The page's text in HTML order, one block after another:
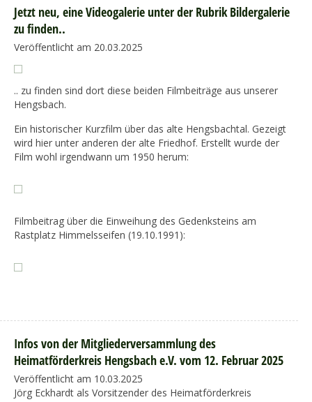
Jetzt neu, eine Videogalerie unter der Rubrik Bildergalerie
zu finden..
Veröffentlicht am 20.03.2025
.. zu finden sind dort diese beiden Filmbeiträge aus unserer
Hengsbach.
Ein historischer Kurzfilm über das alte Hengsbachtal. Gezeigt
wird hier unter anderen der alte Friedhof. Erstellt wurde der
Film wohl irgendwann um 1950 herum:
Filmbeitrag über die Einweihung des Gedenksteins am
Rastplatz Himmelsseifen (19.10.1991):
Infos von der Mitgliederversammlung des
Heimatförderkreis Hengsbach e.V. vom 12. Februar 2025
Veröffentlicht am 10.03.2025
Jörg Eckhardt als Vorsitzender des Heimatförderkreis